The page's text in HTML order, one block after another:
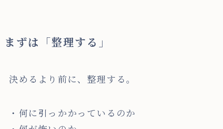
まずは「整理する」
決めるより前に、整理する。
・何に引っかかっているのか